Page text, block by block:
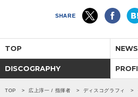
SHARE
TOP NEWS
DISCOGRAPHY
TOP 広上淳一 / 指揮者 ディスコグラフィ